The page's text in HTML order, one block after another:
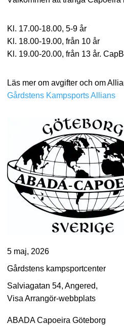
Kl. 17.00-18.00, 5-9 år
Kl. 18.00-19.00, från 10 år
Kl. 19.00-20.00, från 13 år.
Läs mer om avgifter och om
Gårdstens Kampsports Allians
5 maj, 2026
Gårdstens kampsportcenter
Salviagatan 54, Angered,
ABADA Capoeira Göteborg
Visa Arrangör-webbplats